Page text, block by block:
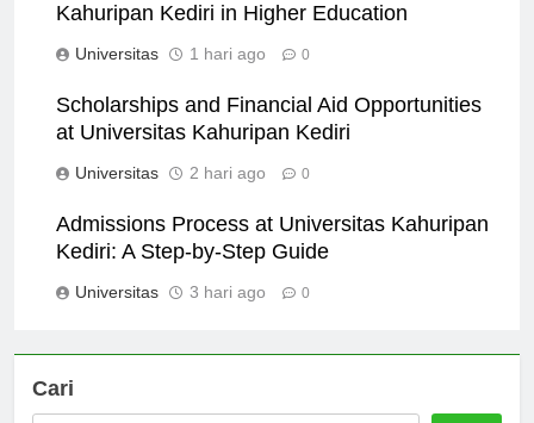
Kahuripan Kediri in Higher Education
Universitas 1 hari ago 0
Scholarships and Financial Aid Opportunities
at Universitas Kahuripan Kediri
Universitas 2 hari ago 0
Admissions Process at Universitas Kahuripan
Kediri: A Step-by-Step Guide
Universitas 3 hari ago 0
Cari